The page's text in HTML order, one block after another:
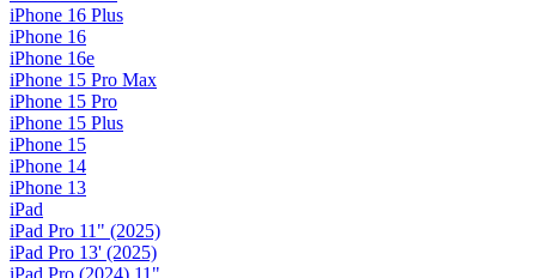
iPhone 16 Plus
iPhone 16
iPhone 16e
iPhone 15 Pro Max
iPhone 15 Pro
iPhone 15 Plus
iPhone 15
iPhone 14
iPhone 13
iPad
iPad Pro 11" (2025)
iPad Pro 13' (2025)
iPad Pro (2024) 11"